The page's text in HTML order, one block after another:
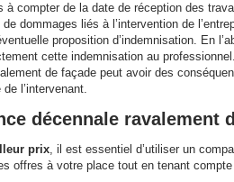
compter de la date de réception des
dommages liés à l’intervention de
proposition d’indemnisation. En
cette indemnisation au
de façade peut avoir des
l’intervenant.
décennale ravalement
prix, il est essentiel d’utiliser un
offres à votre place tout en tenant